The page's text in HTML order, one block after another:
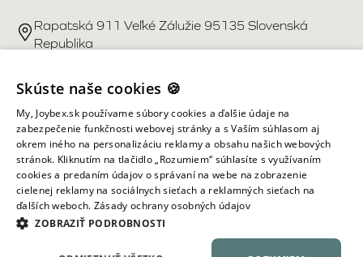
Rapatská 911 Veľké Zálužie 95135 Slovenská
Republika
Užitočné odkazy
Účet
Informácie obchodu
Všetky práva vyhradené ©
Skúste naše cookies 🍪
My, Joybex.sk používame súbory cookies a ďalšie údaje na
zabezpečenie funkčnosti webovej stránky a s Vaším súhlasom aj
okrem iného na personalizáciu reklamy a obsahu našich webových
stránok. Kliknutím na tlačidlo „Rozumiem“ súhlasíte s využívaním
cookies a predaním údajov o správaní na webe na zobrazenie
cielenej reklamy na sociálnych sieťach a reklamných sieťach na
ďalších weboch. Zásady ochrany osobných údajov
ZOBRAZIŤ PODROBNOSTI